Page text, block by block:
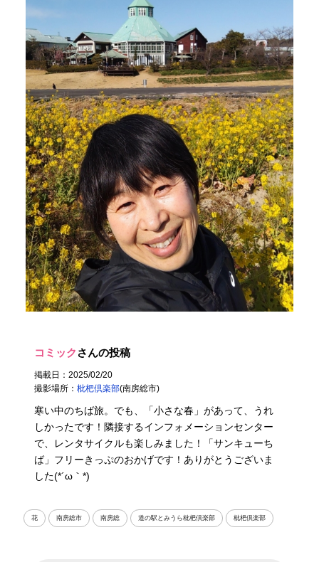
コミック さんの投稿
掲載日：2025/02/20
撮影場所：枇杷倶楽部(南房総市)
寒い中のちば旅。でも、「小さな春」があって、うれ
しかったです！隣接するインフォメーションセンター
で、レンタサイクルも楽しみました！「サンキューち
ば」フリーきっぷのおかげです！ありがとうございま
した(*´ω｀*)
花 南房総市 南房総 道の駅とみうら枇杷倶楽部 枇杷倶楽部